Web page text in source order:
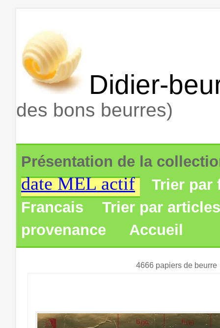
Didier-
des bons beurres)
Présentation de la
date MEL actif
Trier par
Francais
Trier par
provenance
Accueil
4666 papiers de beurre